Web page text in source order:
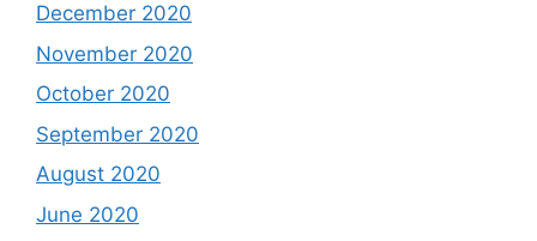
December 2020
November 2020
October 2020
September 2020
August 2020
June 2020